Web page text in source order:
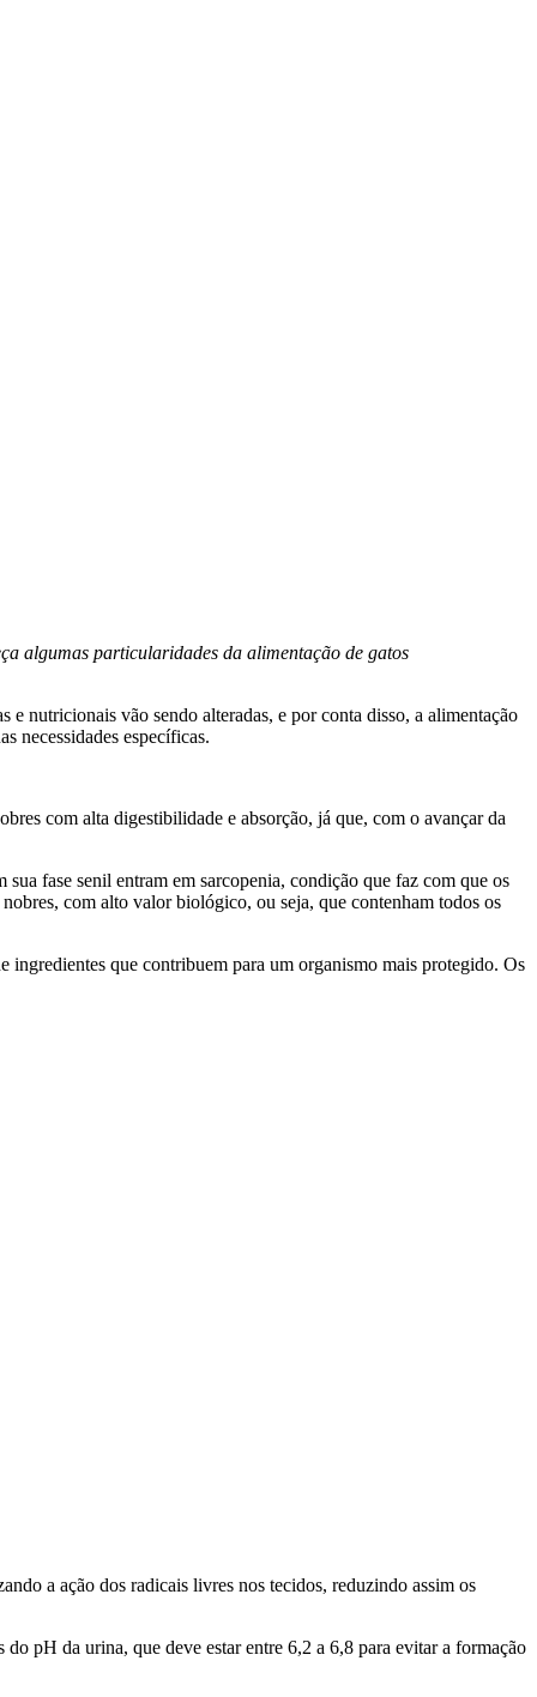
algumas particularidades da alimentação de gatos
nutricionais vão sendo alteradas, e por conta disso, a alimentação
necessidades específicas.
com alta digestibilidade e absorção, já que, com o avançar da
fase senil entram em sarcopenia, condição que faz com que os
com alto valor biológico, ou seja, que contenham todos os
ingredientes que contribuem para um organismo mais protegido. Os
a ação dos radicais livres nos tecidos, reduzindo assim os
pH da urina, que deve estar entre 6,2 a 6,8 para evitar a formação